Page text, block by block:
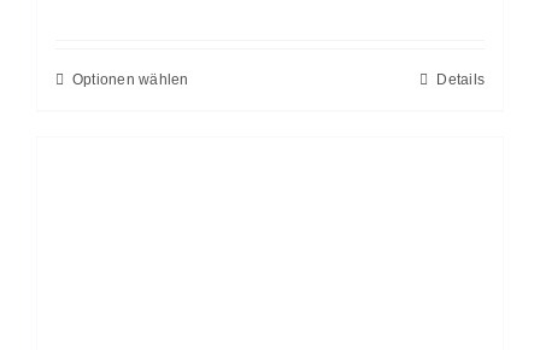
Optionen wählen Details